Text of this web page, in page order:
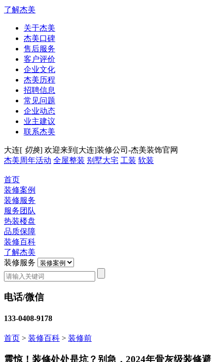
了解杰美
关于杰美
杰美口碑
售后服务
客户评价
企业文化
杰美历程
招聘信息
常见问题
企业动态
业主建议
联系杰美
大连[ 切换] 欢迎来到[大连]装修公司-杰美装饰官网
杰美周年活动 全屋整装 别墅大宅 工装 软装
首页
装修案例
装修服务
服务团队
热装楼盘
品质保障
装修百科
了解杰美
装修服务
电话/微信
133-0408-9178
首页 > 装修百科 > 装修前
震惊！装修处处是坑？别急，2024年骨灰级装修避